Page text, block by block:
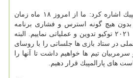
دبیر كل كمیته ملی پارالمپیك اشاره كرد: ما از امروز ۱۸ ماه زمان
بدون هیچ گونه استرس و فشاری برنامه
های خودرا برای پارالمپیك ۲۰۲۱ توكیو تدوین و عملیاتی نماییم. البته
در ستاد بازی ها جلساتی را با روسای
تیم ها خواهیم داشت تا آنها را
های پارالمپیك قرار دهیم.